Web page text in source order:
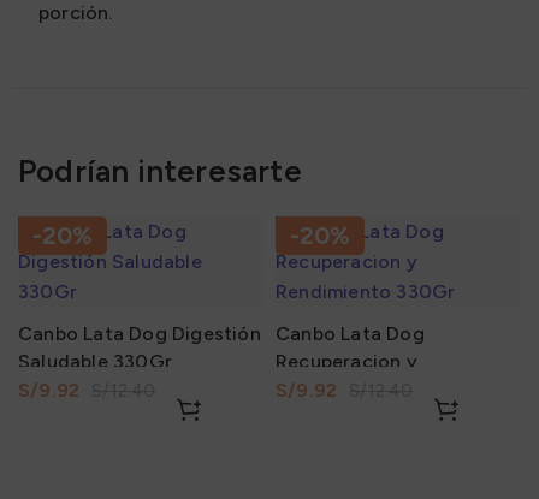
porción.
Podrían interesarte
-20%
Canbo Lata Dog Digestión
Saludable 330Gr
S/9.92
-20%
Canbo Lata Dog
Recuperacion y
Rendimiento 330Gr
S/9.92